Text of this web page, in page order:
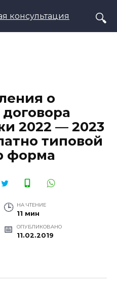
о
2022 — 2023
типовой
форма
НА ЧТЕНИЕ
11 мин
ОПУБЛИКОВАНО
11.02.2019